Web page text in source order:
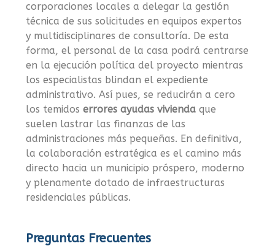
corporaciones locales a delegar la gestión
técnica de sus solicitudes en equipos expertos
y multidisciplinares de consultoría. De esta
forma, el personal de la casa podrá centrarse
en la ejecución política del proyecto mientras
los especialistas blindan el expediente
administrativo. Así pues, se reducirán a cero
los temidoserrores ayudas vivienda que
suelen lastrar las finanzas de las
administraciones más pequeñas. En definitiva,
la colaboración estratégica es el camino más
directo hacia un municipio próspero, moderno
y plenamente dotado de infraestructuras
residenciales públicas.
Preguntas Frecuentes